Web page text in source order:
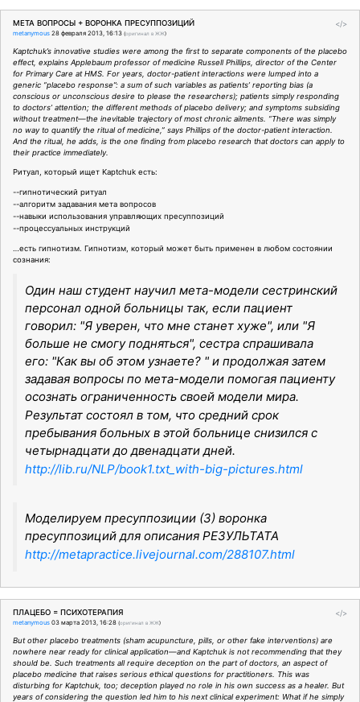
</>
МЕТА ВОПРОСЫ + ВОРОНКА ПРЕСУППОЗИЦИЙ
metanymous 28 февраля 2013, 16:13 (оригинал в ЖЖ)
Kaptchuk’s innovative studies were among the first to separate components of the placebo
effect, explains Applebaum professor of medicine Russell Phillips, director of the Center
for Primary Care at HMS. For years, doctor-patient interactions were lumped into a
generic “placebo response”: a sum of such variables as patients’ reporting bias (a
conscious or unconscious desire to please the researchers); patients simply responding
to doctors’ attention; the different methods of placebo delivery; and symptoms subsiding
without treatment—the inevitable trajectory of most chronic ailments. “There was simply
no way to quantify the ritual of medicine,” says Phillips of the doctor-patient interaction.
And the ritual, he adds, is the one finding from placebo research that doctors can apply to
their practice immediately.
Ритуал, который ищет Kaptchuk есть:
--гипнотический ритуал
--алгоритм задавания мета вопросов
--навыки использования управляющих пресуппозиций
--процессуальных инструкций
…есть гипнотизм. Гипнотизм, который может быть применен в любом состоянии
сознания:
Один наш студент научил мета-модели сестринский
персонал одной больницы так, если пациент
говорил: "Я уверен, что мне станет хуже", или "Я
больше не смогу подняться", сестра спрашивала
его: "Как вы об этом узнаете? " и продолжая затем
задавая вопросы по мета-модели помогая пациенту
осознать ограниченность своей модели мира.
Результат состоял в том, что средний срок
пребывания больных в этой больнице снизился с
четырнадцати до двенадцати дней.
http://lib.ru/NLP/book1.txt_with-big-pictures.html
Моделируем пресуппозиции (3) воронка
пресуппозиций для описания РЕЗУЛЬТАТА
http://metapractice.livejournal.com/288107.html
</>
ПЛАЦЕБО = ПСИХОТЕРАПИЯ
metanymous 03 марта 2013, 16:28 (оригинал в ЖЖ)
But other placebo treatments (sham acupuncture, pills, or other fake interventions) are
nowhere near ready for clinical application—and Kaptchuk is not recommending that they
should be. Such treatments all require deception on the part of doctors, an aspect of
placebo medicine that raises serious ethical questions for practitioners. This was
disturbing for Kaptchuk, too; deception played no role in his own success as a healer. But
years of considering the question led him to his next clinical experiment: What if he simply